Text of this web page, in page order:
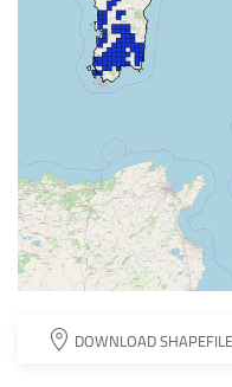
DOWNLOAD SHAPEFILE